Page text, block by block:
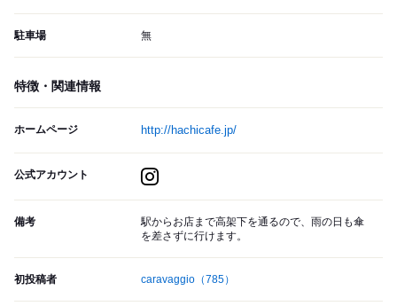
駐車場 無
特徴・関連情報
ホームページ http://hachicafe.jp/
公式アカウント
備考
駅からお店まで高架下を通るので、雨の日も傘
を差さずに行けます。
初投稿者 caravaggio （785）